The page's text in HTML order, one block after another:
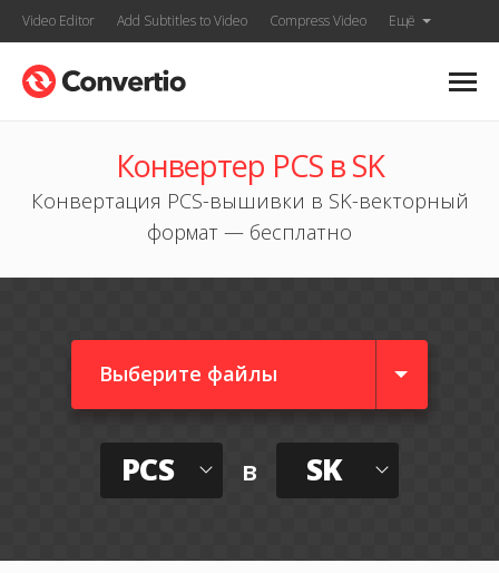
Video Editor Add Subtitles to Video Compress Video Ещё
Конвертер PCS в SK
Конвертация PCS-вышивки в SK-векторный
формат — бесплатно
Выберите файлы
PCS в SK